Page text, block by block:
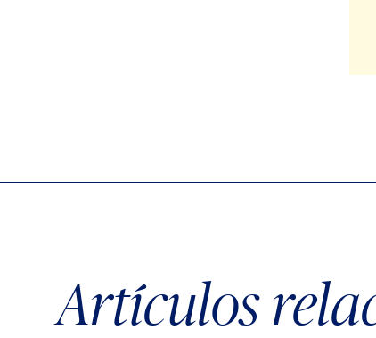
Artículos